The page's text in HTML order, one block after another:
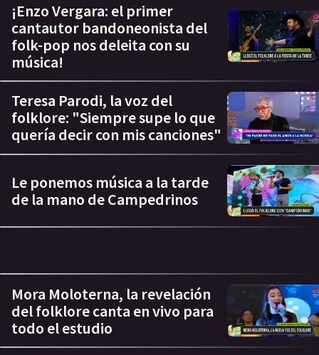
¡Enzo Vergara: el primer
cantautor bandoneonista del
folk-pop nos deleita con su
música!
Teresa Parodi, la voz del
folklore: "Siempre supe lo que
quería decir con mis canciones"
Le ponemos música a la tarde
de la mano de Campedrinos
Mora Moloterna, la revelación
del folklore canta en vivo para
todo el estudio